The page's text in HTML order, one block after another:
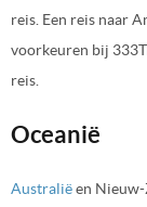
reis. Een reis naar
voorkeuren bij
reis.
Oceanië
Australiëen Nieuw-